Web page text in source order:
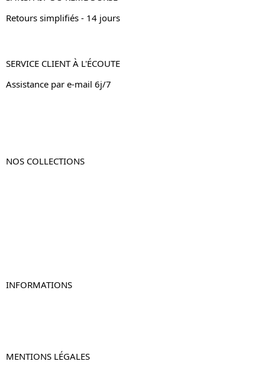
Retours simplifiés - 14 jours
SERVICE CLIENT À L'ÉCOUTE
Assistance par e-mail 6j/7
NOS COLLECTIONS
INFORMATIONS
MENTIONS LÉGALES